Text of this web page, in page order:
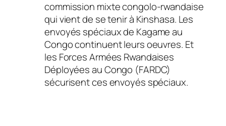
commission mixte congolo-rwandaise
qui vient de se tenir à Kinshasa. Les
envoyés spéciaux de Kagame au
Congo continuent leurs oeuvres. Et
les Forces Armées Rwandaises
Déployées au Congo (FARDC)
sécurisent ces envoyés spéciaux.